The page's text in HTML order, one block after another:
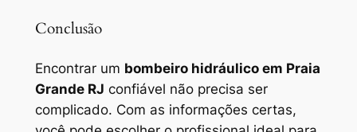
Conclusão
Encontrar um bombeiro hidráulico em Praia
Grande RJ confiável não precisa ser
complicado. Com as informações certas,